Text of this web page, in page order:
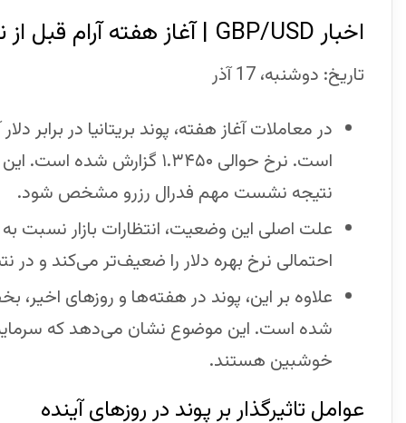
اخبار GBP/USD | آغاز هفته آرام قبل از نشست مهم فدرال رزرو
تاریخ: دوشنبه، 17 آذر
در معاملات آغاز هفته، پوند بریتانیا در برابر
است. نرخ حوالی ۱.۳۴۵۰
نتیجه نشست مهم فدرال رزرو مشخص شود.
علت اصلی این وضعیت، انتظارات بازار
احتمالی نرخ بهره دلار را ضعیف‌تر می‌کند و در
علاوه بر این، پوند در هفته‌ها و روزهای
شده است. این موضوع نشان می‌دهد که
خوشبین هستند.
عوامل تاثیرگذار بر پوند در روزهای آینده